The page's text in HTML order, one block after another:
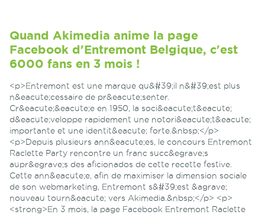
Quand Akimedia anime la page
Facebook d'Entremont Belgique, c'est
6000 fans en 3 mois !
<p>Entremont est une marque qu&#39;il n&#39;est plus
n&eacute;cessaire de pr&eacute;senter.
Cr&eacute;&eacute;e en 1950, la soci&eacute;t&eacute;
d&eacute;veloppe rapidement une notori&eacute;t&eacute;
importante et une identit&eacute; forte.&nbsp;</p>
<p>Depuis plusieurs ann&eacute;es, le concours Entremont
Raclette Party rencontre un franc succ&egrave;s
aupr&egrave;s des aficionados de cette recette festive.
Cette ann&eacute;e, afin de maximiser la dimension sociale
de son webmarketing, Entremont s&#39;est &agrave;
nouveau tourn&eacute; vers Akimedia.&nbsp;</p> <p>
<strong>En 3 mois, la page Facebook Entremont Raclette